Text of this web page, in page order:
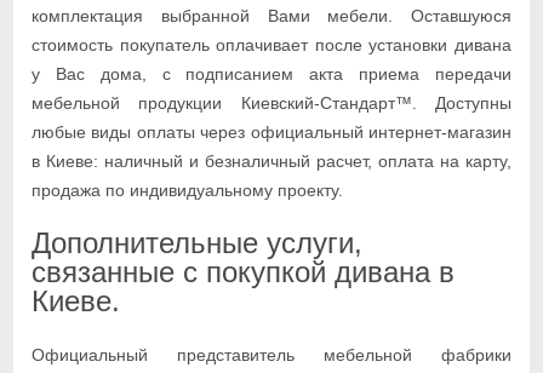
комплектация выбранной Вами мебели. Оставшуюся
стоимость покупатель оплачивает после установки дивана
у Вас дома, с подписанием акта приема передачи
мебельной продукции Киевский-Стандарт™. Доступны
любые виды оплаты через официальный интернет-магазин
в Киеве: наличный и безналичный расчет, оплата на карту,
продажа по индивидуальному проекту.
Дополнительные услуги,
связанные с покупкой дивана в
Киеве.
Официальный представитель мебельной фабрики